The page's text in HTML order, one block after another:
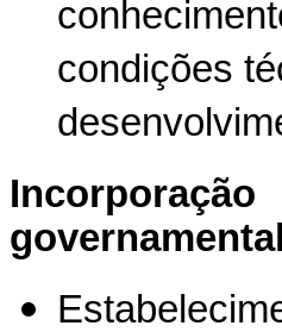
condições
governamental